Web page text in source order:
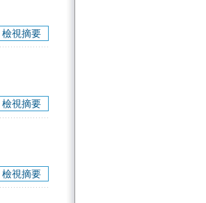
檢視摘要
檢視摘要
檢視摘要